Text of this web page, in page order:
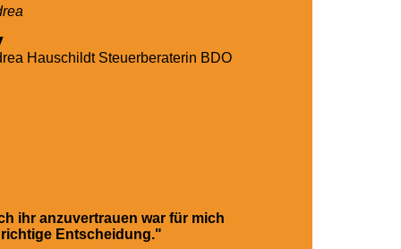
Hauschildt Steuerberaterin BDO
ihr anzuvertrauen war für mich
Entscheidung."